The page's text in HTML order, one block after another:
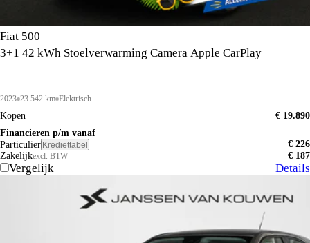
Fiat 500
3+1 42 kWh Stoelverwarming Camera Apple CarPlay
2023 23.542 km Elektrisch
Kopen
€ 19.890
Financieren p/m vanaf
Particulier Krediettabel
€ 226
Zakelijkexcl. BTW € 187
Vergelijk Details